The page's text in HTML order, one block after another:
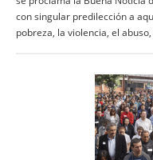
con singular predilección a
pobreza, la violencia, el